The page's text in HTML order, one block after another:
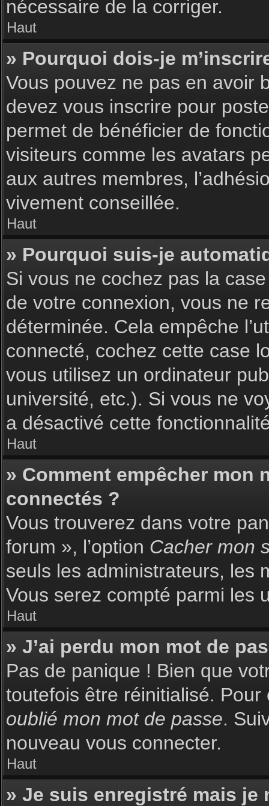
nécessaire de la corriger.
Haut
» Pourquoi dois-je
Vous pouvez ne pas en avoir
devez vous inscrire pour
permet de bénéficier de
visiteurs comme les avatars
aux autres membres,
vivement conseillée.
Haut
» Pourquoi suis-je
Si vous ne cochez pas la
de votre connexion, vous ne
déterminée. Cela empêche
connecté, cochez cette case
vous utilisez un ordinateur
université, etc.). Si vous ne
a désactivé cette
Haut
» Comment empêcher mon
connectés ?
Vous trouverez dans votre
forum », l’option Cacher mon
seuls les administrateurs, les
Vous serez compté parmi les
Haut
» J’ai perdu mon mot de
Pas de panique ! Bien que
toutefois être réinitialisé.
oublié mon mot de passe.
nouveau vous connecter.
Haut
» Je suis enregistré mais je